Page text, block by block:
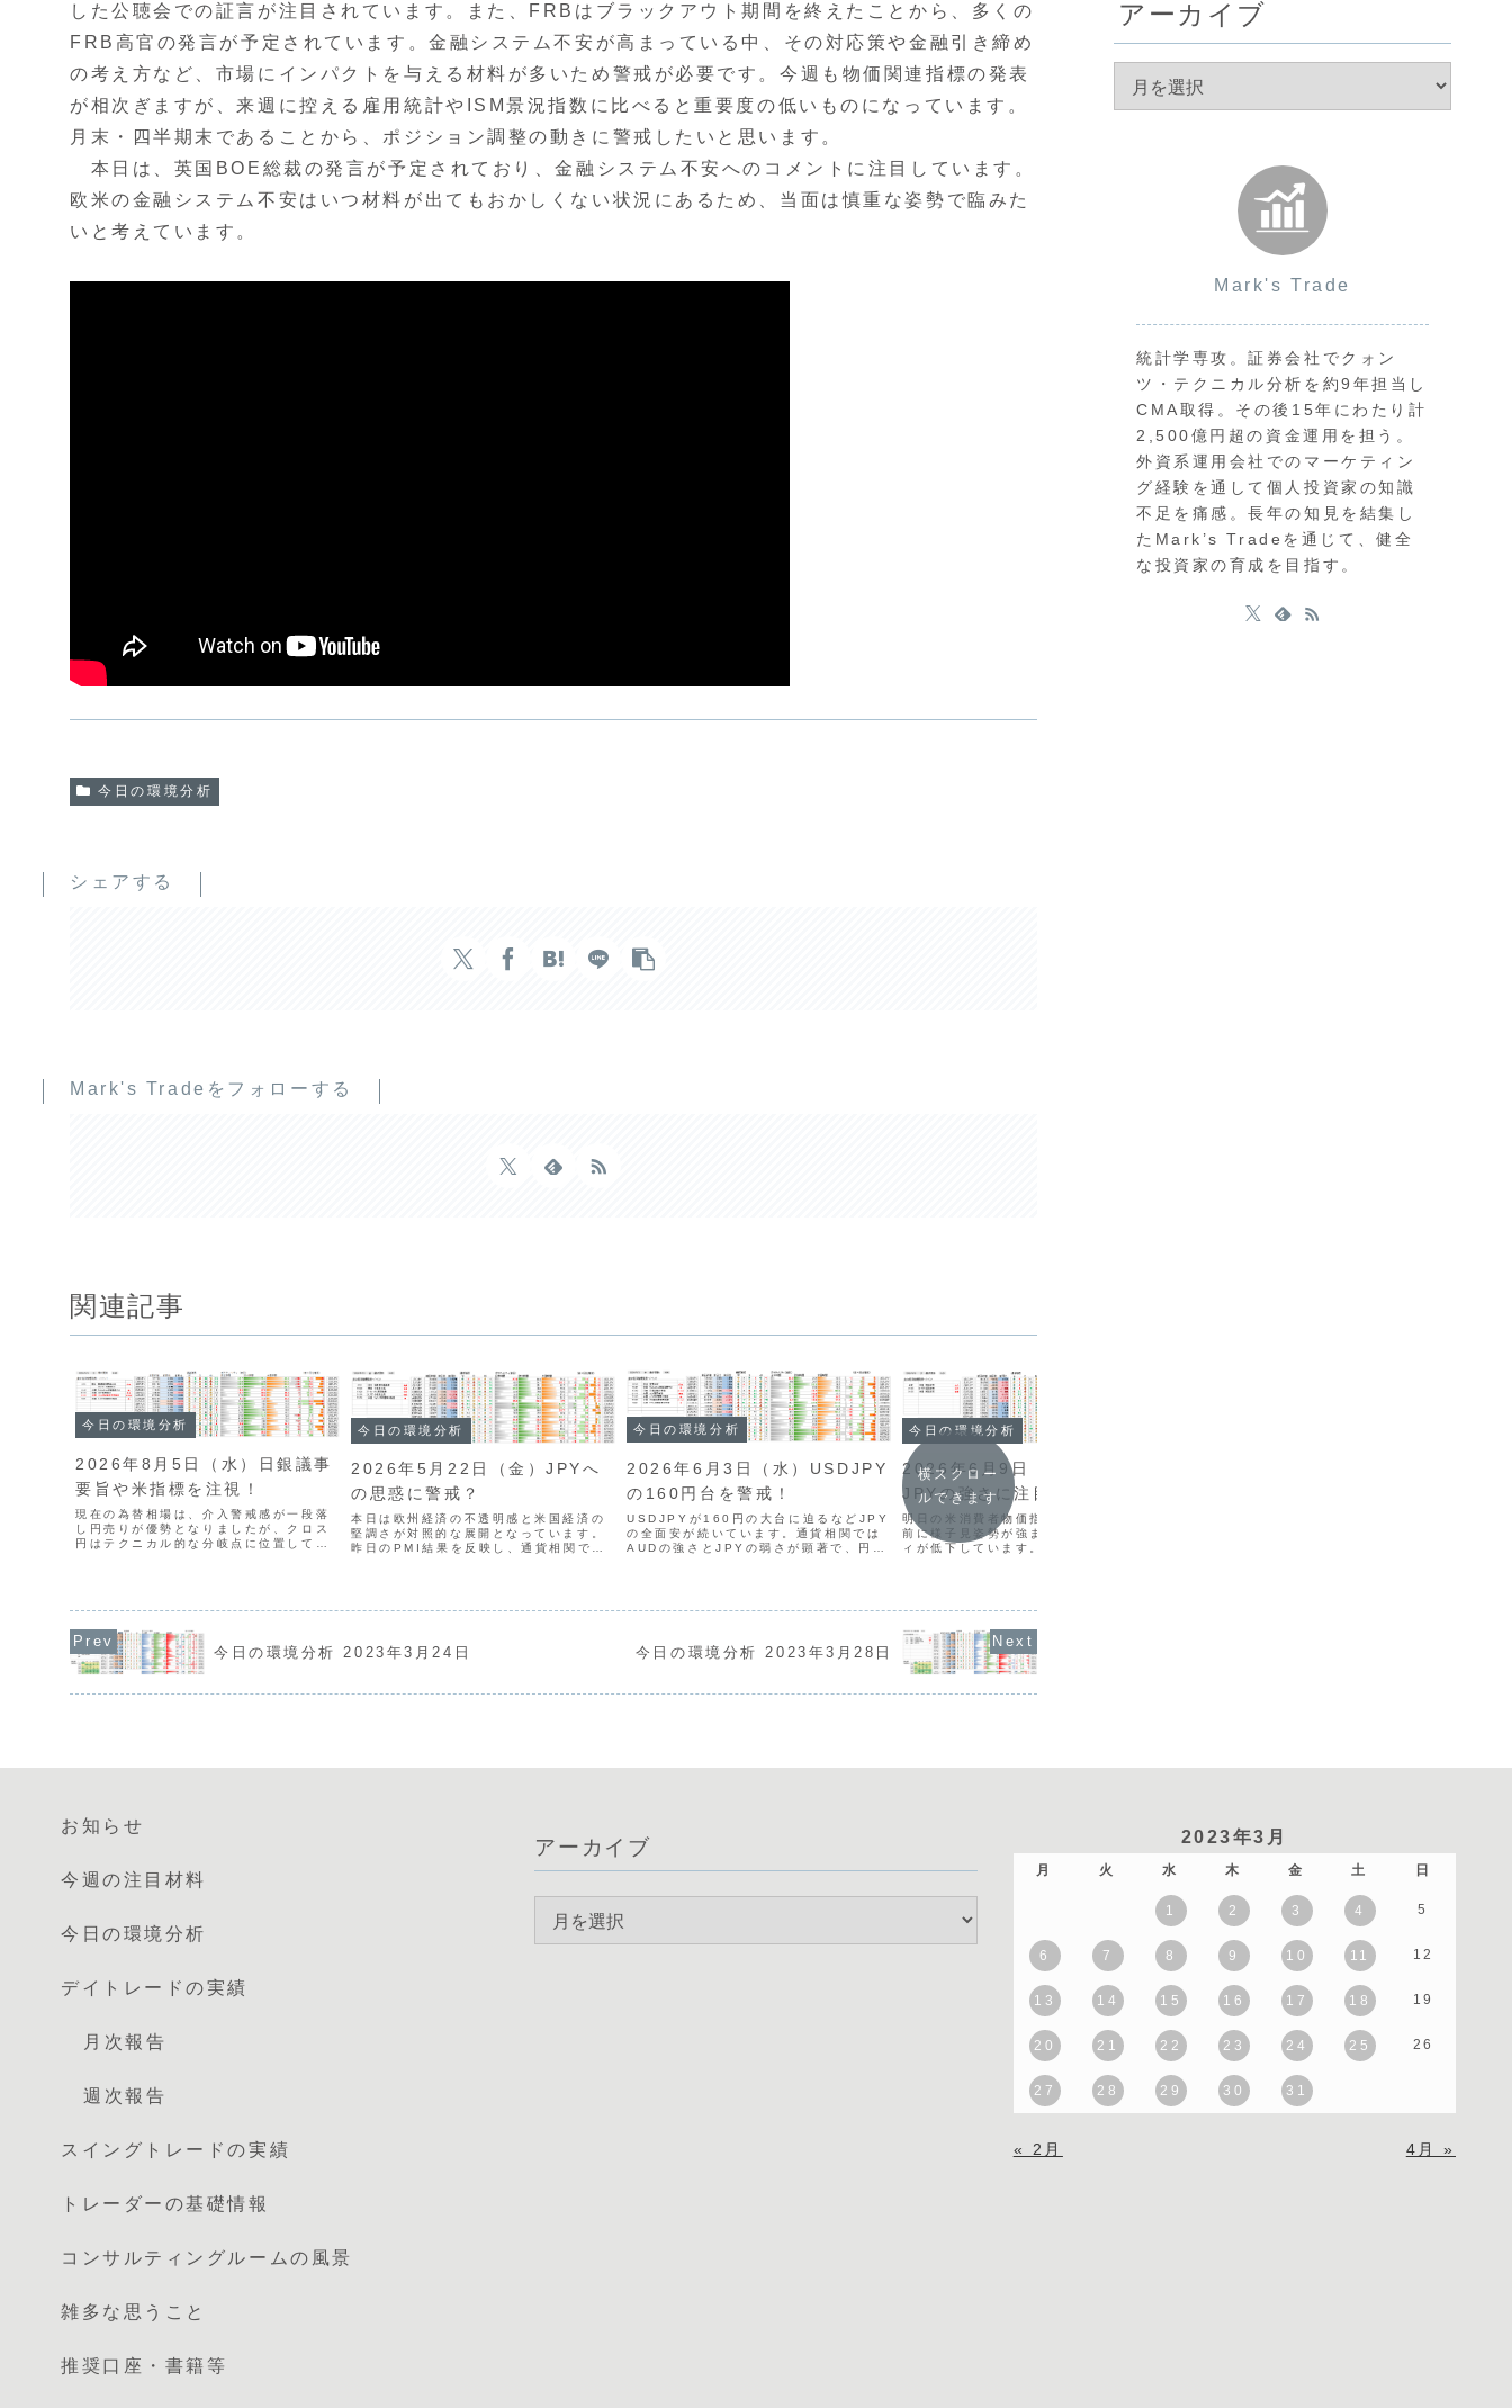
した公聴会での証言が注目されています。また、FRBはブラックアウト期間を終えたことから、多くの
FRB高官の発言が予定されています。金融システム不安が高まっている中、その対応策や金融引き締め
の考え方など、市場にインパクトを与える材料が多いため警戒が必要です。今週も物価関連指標の発表
が相次ぎますが、来週に控える雇用統計やISM景況指数に比べると重要度の低いものになっています。
月末・四半期末であることから、ポジション調整の動きに警戒したいと思います。
本日は、英国BOE総裁の発言が予定されており、金融システム不安へのコメントに注目しています。
欧米の金融システム不安はいつ材料が出てもおかしくない状況にあるため、当面は慎重な姿勢で臨みた
いと考えています。
今日の環境分析
シェアする
Mark's Tradeをフォローする
関連記事
今日の環境分析
2026年8月5日（水）日銀議事
要旨や米指標を注視！
現在の為替相場は、介入警戒感が一段落
し円売りが優勢となりましたが、クロス
円はテクニカル的な分岐点に位置してお
今日の環境分析
2026年5月22日（金）JPYへ
の思惑に警戒？
本日は欧州経済の不透明感と米国経済の
堅調さが対照的な展開となっています。
昨日のPMI結果を反映し、通貨相関では
今日の環境分析
2026年6月3日（水）USDJPY
の160円台を警戒！
USDJPYが160円の大台に迫るなどJPY
の全面安が続いています。通貨相関では
AUDの強さとJPYの弱さが顕著で、円買
今日の環境分析
2026年6月9日（火）USDと
JPYの強さに注目！
明日の米消費者物価指数（CPI）発表を
前に様子見姿勢が強まり、ボラティリテ
ィが低下しています。昨日は先週末のド
横スクロー
ルできます
今日の環境分析 2023年3月24日 今日の環境分析 2023年3月28日
アーカイブ
Mark's Trade
統計学専攻。証券会社でクォン
ツ・テクニカル分析を約9年担当し
CMA取得。その後15年にわたり計
2,500億円超の資金運用を担う。
外資系運用会社でのマーケティン
グ経験を通して個人投資家の知識
不足を痛感。長年の知見を結集し
たMark’s Tradeを通じて、健全
な投資家の育成を目指す。
お知らせ
今週の注目材料
今日の環境分析
デイトレードの実績
月次報告
週次報告
スイングトレードの実績
トレーダーの基礎情報
コンサルティングルームの風景
雑多な思うこと
推奨口座・書籍等
アーカイブ 2023年3月
月 火 水 木 金 土 日
1 2 3 4 5
6 7 8 9 10 11 12
13 14 15 16 17 18 19
20 21 22 23 24 25 26
27 28 29 30 31
« 2月 4月 »